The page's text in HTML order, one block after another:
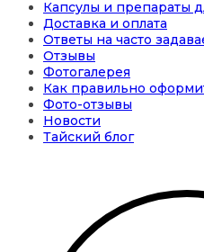
Капсулы и препараты
Доставка и оплата
Ответы на часто
Отзывы
Фотогалерея
Как правильно
Фото-отзывы
Новости
Тайский блог